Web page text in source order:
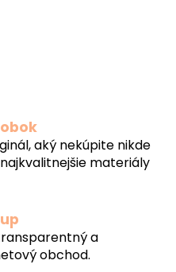
aký nekúpite nikde
materiály
a
obchod.